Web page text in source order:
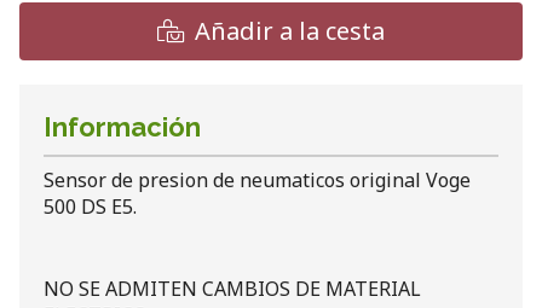
Añadir a la cesta
Información
Sensor de presion de neumaticos original Voge
500 DS E5.
NO SE ADMITEN CAMBIOS DE MATERIAL